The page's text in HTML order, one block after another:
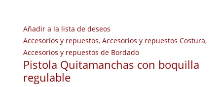
Añadir a la lista de deseos
Accesorios y repuestos, Accesorios y repuestos Costura,
Accesorios y repuestos de Bordado
Pistola Quitamanchas con boquilla
regulable